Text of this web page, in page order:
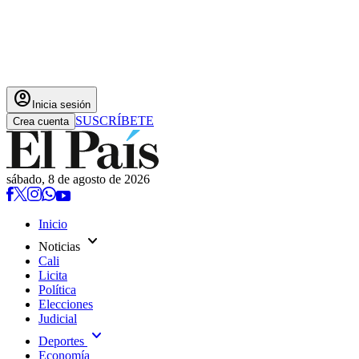
account_circle Inicia sesión
Crea cuenta SUSCRÍBETE
sábado, 8 de agosto de 2026
Inicio
Noticias expand_more
Cali
Licita
Política
Elecciones
Judicial
Deportes expand_more
Economía